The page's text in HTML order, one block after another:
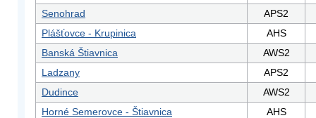
Senohrad
APS2
Plášťovce - Krupinica
AHS
Banská Štiavnica
AWS2
Ladzany
APS2
Dudince
AWS2
Horné Semerovce - Štiavnica
AHS